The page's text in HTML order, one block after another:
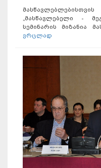
„მასწავლებელი -
სემინარის მიზანია
ვრცლად